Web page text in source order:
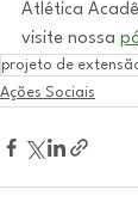
Atlética
visite nossa
projeto de
Ações Sociais